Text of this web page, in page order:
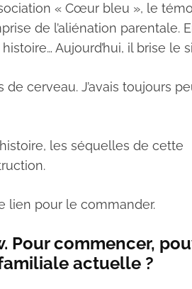
« Cœur bleu », le
de l’aliénation parentale.
Aujourd’hui, il brise le
de cerveau. J’avais toujours
les séquelles de cette
lien pour le commander.
Pour commencer,
actuelle ?